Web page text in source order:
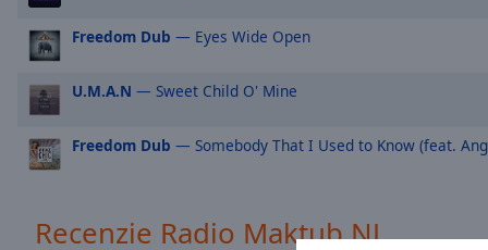
Beginning
dialog
window.
Escape
cancel
Freedom Dub — Eyes Wide Open
U.M.A.N — Sweet Child O' Mine
Freedom Dub — Somebody That I Used to Know (feat.
Recenzie Radio Maktub NJ